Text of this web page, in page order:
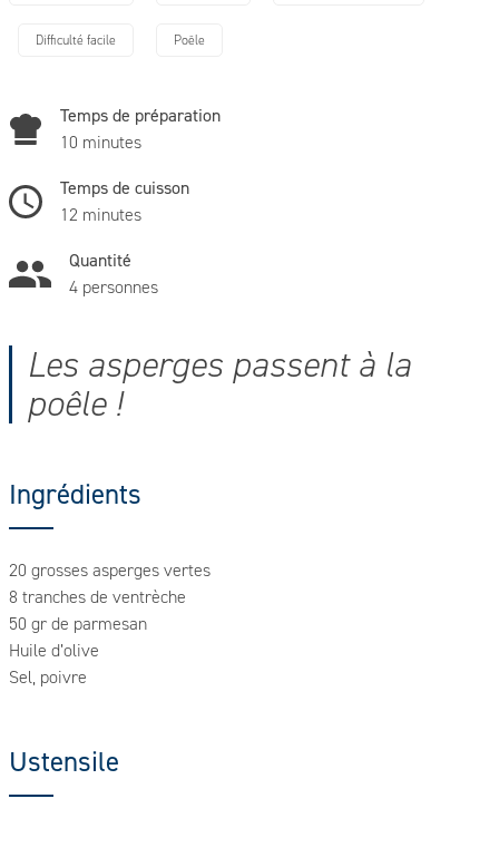
Difficulté facile Poêle
Temps de préparation
10 minutes
Temps de cuisson
12 minutes
Quantité
4 personnes
Les asperges passent à la
poêle !
Ingrédients
20 grosses asperges vertes
8 tranches de ventrèche
50 gr de parmesan
Huile d’olive
Sel, poivre
Ustensile